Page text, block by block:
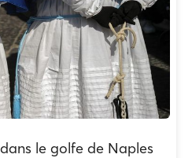
le golfe de Naples